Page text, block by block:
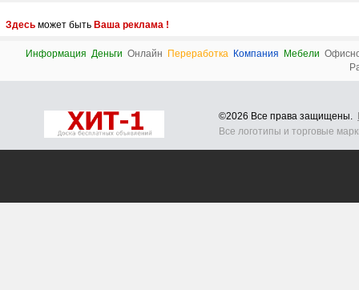
Здесь может быть Ваша реклама !
Информация Деньги Онлайн Переработка Компания Мебели
©2026 Все права защищены.
Все логотипы и торговые